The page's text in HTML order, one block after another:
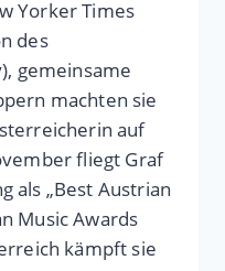
Yorker Times
des
gemeinsame
machten sie
auf
fliegt Graf
als „Best Austrian
Music Awards
kämpft sie